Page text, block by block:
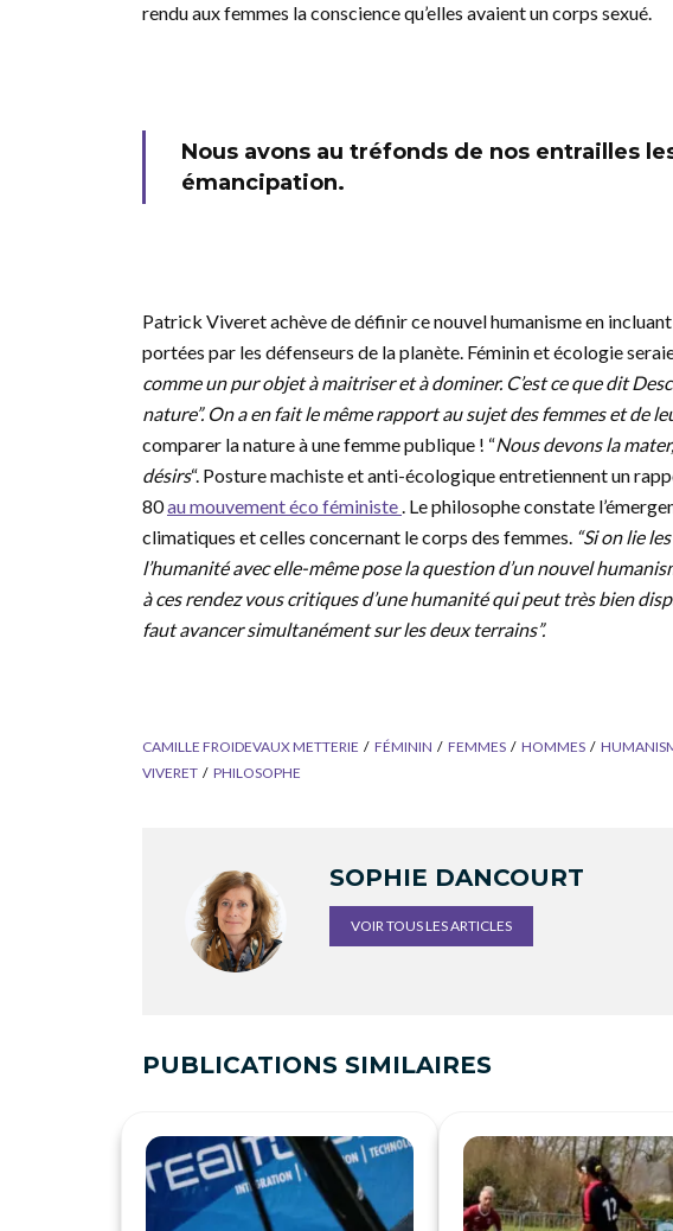
rendu aux femmes la conscience qu’elles avaient un corps sexué.
Nous avons au tréfonds de nos entrailles
émancipation.
Patrick Viveret achève de définir ce nouvel humanisme en
portées par les défenseurs de la planète. Féminin et écologie
comme un pur objet à maitriser et à dominer. C’est ce que dit
nature”. On a en fait le même rapport au sujet des femmes et de
comparer la nature à une femme publique ! “Nous devons la
désirs“. Posture machiste et anti-écologique entretiennent un
80au mouvement éco féministe. Le philosophe constate
climatiques et celles concernant le corps des femmes. “Si on lie
l’humanité avec elle-même pose la question d’un nouvel
à ces rendez vous critiques d’une humanité qui peut très bien
faut avancer simultanément sur les deux terrains”.
CAMILLE FROIDEVAUX METTERIE FÉMININ FEMMES HOMMES
VIVERET
PHILOSOPHE
SOPHIE DANCOURT
VOIR TOUS LES ARTICLES
PUBLICATIONS SIMILAIRES